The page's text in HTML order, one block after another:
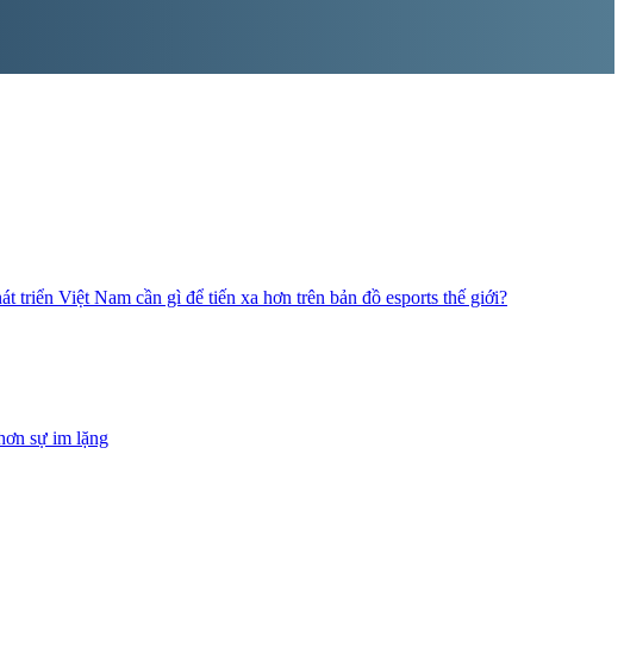
triển Việt Nam cần gì để tiến xa hơn trên bản đồ esports thế giới?
sự im lặng